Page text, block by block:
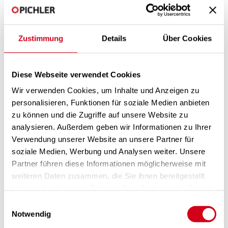
Zustimmung Details Über Cookies
Diese Webseite verwendet Cookies
Wir verwenden Cookies, um Inhalte und Anzeigen zu
personalisieren, Funktionen für soziale Medien anbieten
zu können und die Zugriffe auf unsere Website zu
analysieren. Außerdem geben wir Informationen zu Ihrer
Verwendung unserer Website an unsere Partner für
soziale Medien, Werbung und Analysen weiter. Unsere
Partner führen diese Informationen möglicherweise mit
weiteren Daten zusammen, die Sie ihnen bereitgestellt
Notwendig
08LG740_OperatingInstallationManual.pdf(6.2 MB)
08External control extension for external water
registers_V2022.05.pdf(381.6 kB)
08External control extension with PI-SYS-OPT_V2020.09.pdf
08External control extension with pressure
08External dual pressure sensor set.pdf
08MiWI Gateway_OperatingInstallationInstruction.pdf(1.7 MB)
EPREL according to Regulation (EU) No.
1369/2017
» LG 150A
» LG 150AF
» LG 150BF
» LG 350
» LG 740